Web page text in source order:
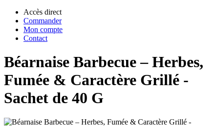
Accès direct
Commander
Mon compte
Contact
Béarnaise Barbecue – Herbes,
Fumée & Caractère Grillé -
Sachet de 40 G